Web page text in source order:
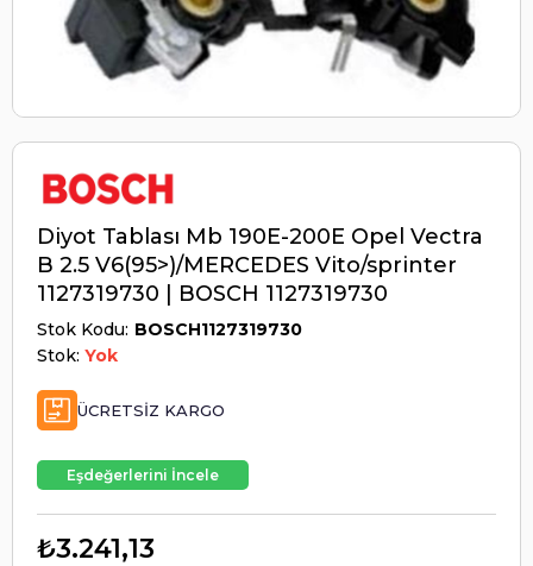
Diyot Tablası Mb 190E-200E Opel Vectra
B 2.5 V6(95>)/MERCEDES Vito/sprinter
1127319730 | BOSCH 1127319730
Stok Kodu BOSCH1127319730
Stok: Yok
ÜCRETSIZ KARGO
Eşdeğerlerini İncele
₺3.241,13